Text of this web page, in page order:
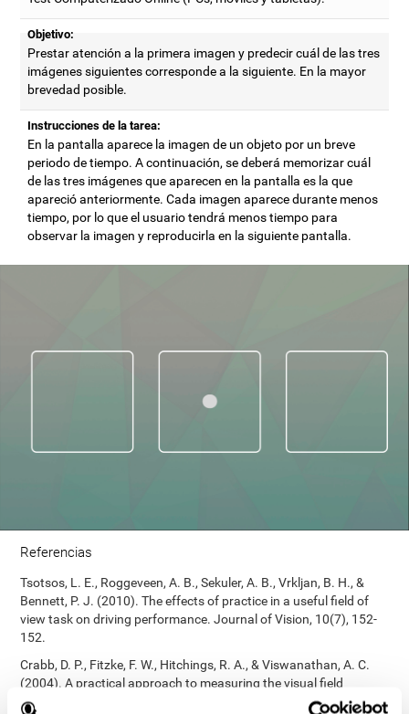
Objetivo:
Prestar atención a la primera imagen y predecir cuál de las tres
imágenes siguientes corresponde a la siguiente. En la mayor
brevedad posible.
Instrucciones de la tarea:
En la pantalla aparece la imagen de un objeto por un breve
periodo de tiempo. A continuación, se deberá memorizar cuál
de las tres imágenes que aparecen en la pantalla es la que
apareció anteriormente. Cada imagen aparece durante menos
tiempo, por lo que el usuario tendrá menos tiempo para
observar la imagen y reproducirla en la siguiente pantalla.
Referencias
Tsotsos, L. E., Roggeveen, A. B., Sekuler, A. B., Vrkljan, B. H., &
Bennett, P. J. (2010). The effects of practice in a useful field of
view task on driving performance. Journal of Vision, 10(7), 152-
152.
Crabb, D. P., Fitzke, F. W., Hitchings, R. A., & Viswanathan, A. C.
(2004). A practical approach to measuring the visual field
component of fitness to drive. British journal of ophthalmology,